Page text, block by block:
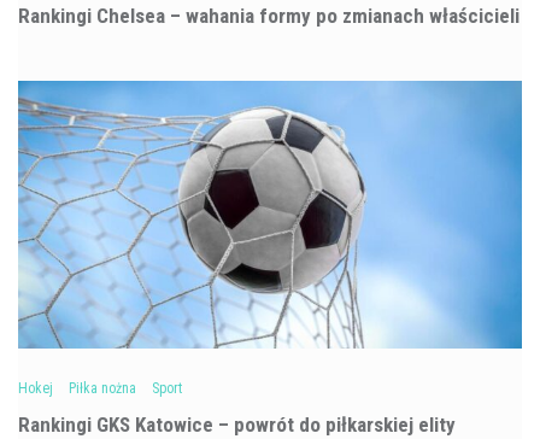
Rankingi Chelsea – wahania formy po zmianach właścicieli
Hokej Piłka nożna Sport
Rankingi GKS Katowice – powrót do piłkarskiej elity